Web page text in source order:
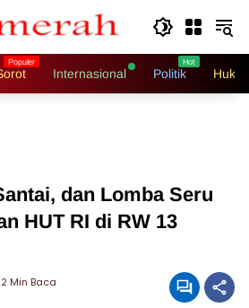
Internasional Politik
dan Lomba Seru
HUT RI di RW 13
2 Min Baca